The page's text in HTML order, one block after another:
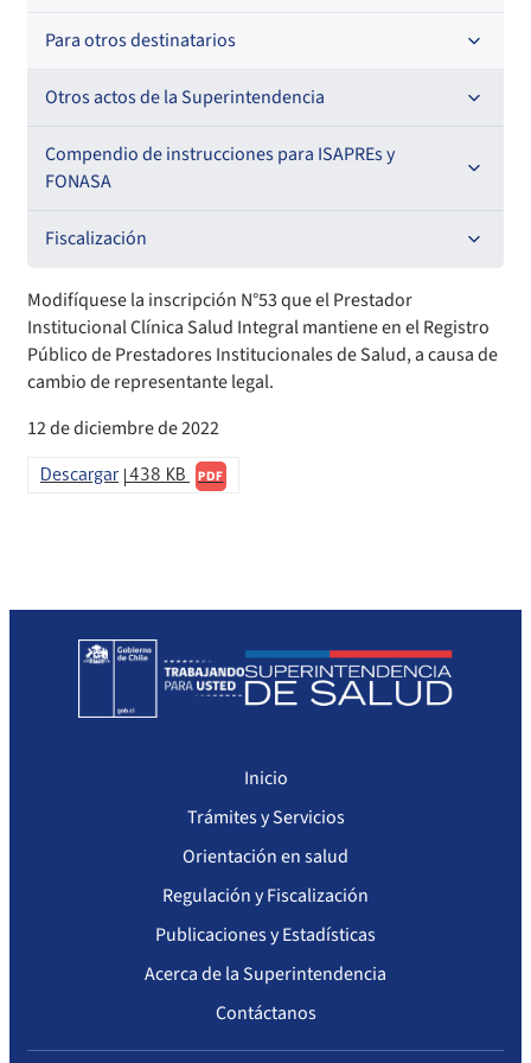
Resoluciones
Oficios Circulares
Circulares
Circulares internas
Resoluciones
Para otros destinatarios
Circulares
Otros actos de la Superintendencia
Antecedentes preparatorios de normas que afecten a
EMT Ley N° 20.416
Comisión Evaluadora de Licitaciones Públicas
Convenios de colaboración
Declaración de patrimonio e intereses de autoridades
Estructura Orgánica
Otras Resoluciones
Sanciones aplicadas
Compendio de instrucciones para ISAPREs y
FONASA
Compendio Beneficios
Compendio de Archivos Maestros
Compendio Información
Compendio Procedimientos
Fiscalización
Informes de fiscalización
Sanciones aplicadas
Sanciones Agentes de Ventas
Modifíquese la inscripción N°53 que el Prestador
Institucional Clínica Salud Integral mantiene en el Registro
Público de Prestadores Institucionales de Salud, a causa de
cambio de representante legal.
12 de diciembre de 2022
Descargar 438 KB PDF
Inicio
Trámites y Servicios
Orientación en salud
Regulación y Fiscalización
Publicaciones y Estadísticas
Acerca de la Superintendencia
Contáctanos